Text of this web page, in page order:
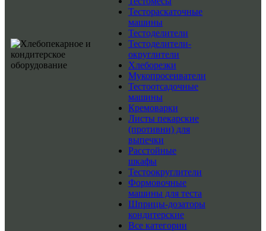
Тестораскаточные
машины
Тестоделители
Тестоделители-
округлители
Хлеборезки
Мукопросеиватели
Тестоотсадочные
машины
Кремоварки
Листы пекарские
(противни) для
выпечки
Расстойные
шкафы
Тестоокруглители
Формовочные
машины для теста
Шприцы-дозаторы
кондитерские
Все категории